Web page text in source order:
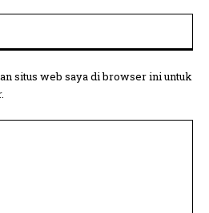
situs web saya di browser ini untuk